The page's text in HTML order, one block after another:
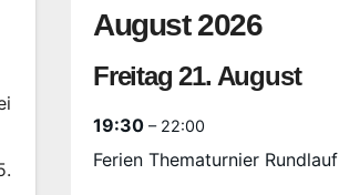
August 2026
Freitag 21. August
19:30 – 22:00
Ferien Thematurnier Rundlauf